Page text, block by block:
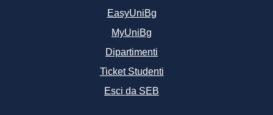
EasyUniBg
MyUniBg
Dipartimenti
Ticket Studenti
Esci da SEB